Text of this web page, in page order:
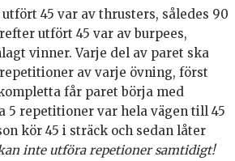
45 var av thrusters, således 90
utfört 45 var av burpees,
vinner. Varje del av paret ska
av varje övning, först
får paret börja med
5 repetitioner var hela vägen till 45
kör 45 i sträck och sedan låter
inte utföra repetioner samtidigt!